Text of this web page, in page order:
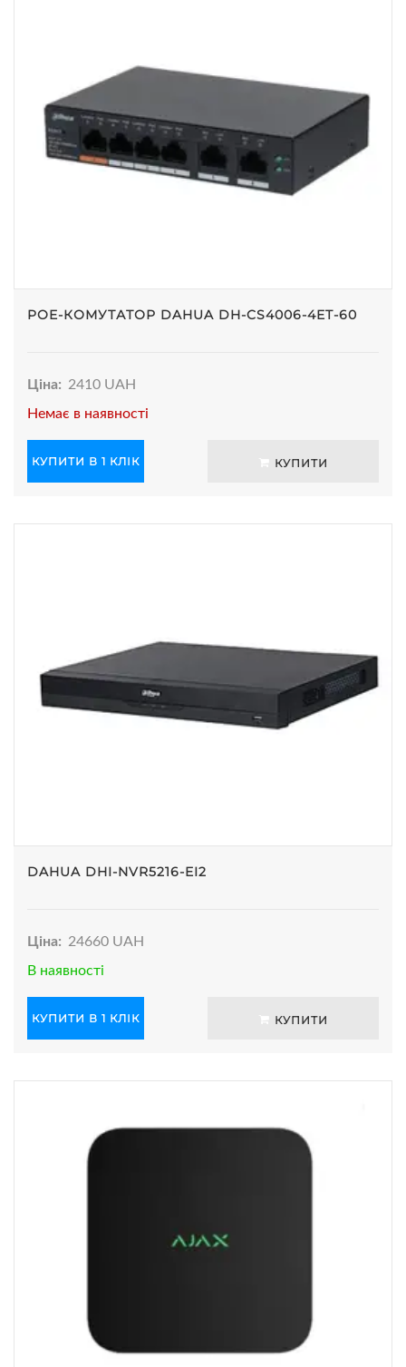
POE-КОМУТАТОР DAHUA DH-CS4006-4ET-60
Ціна: 2410 UAH
Немає в наявності
КУПИТИ В 1 КЛІК КУПИТИ
DAHUA DHI-NVR5216-EI2
Ціна: 24660 UAH
В наявності
КУПИТИ В 1 КЛІК КУПИТИ